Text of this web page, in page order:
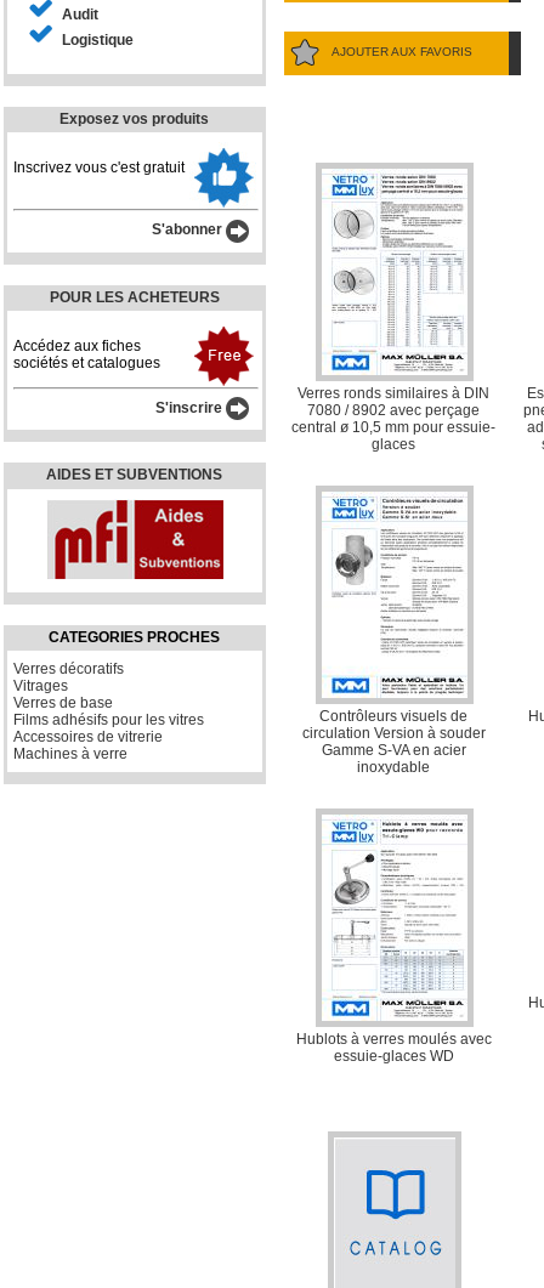
Audit
Logistique
Exposez vos produits
Inscrivez vous c'est gratuit
S'abonner
POUR LES ACHETEURS
Accédez aux fiches
sociétés et catalogues
S'inscrire
AIDES ET SUBVENTIONS
CATEGORIES PROCHES
Verres décoratifs
Vitrages
Verres de base
Films adhésifs pour les vitres
Accessoires de vitrerie
Machines à verre
AJOUTER AUX FAVORIS
Verres ronds similaires à DIN
7080 / 8902 avec perçage
central ø 10,5 mm pour essuie-
glaces
Contrôleurs visuels de
circulation Version à souder
Gamme S-VA en acier
inoxydable
Hublots à verres moulés avec
essuie-glaces WD